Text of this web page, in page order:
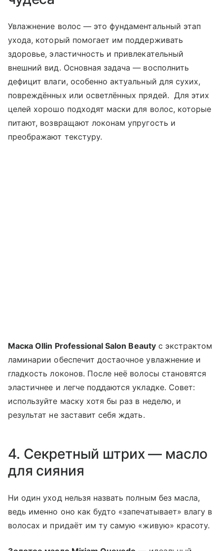
Увлажнение волос — это фундаментальный этап
ухода, который помогает им поддерживать
здоровье, эластичность и привлекательный
внешний вид. Основная задача — восполнить
дефицит влаги, особенно актуальный для сухих,
повреждённых или осветлённых прядей. Для этих
целей хорошо подходят маски для волос, которые
питают, возвращают локонам упругость и
преображают текстуру.
Маска Ollin Professional Salon Beautyс экстрактом
ламинарии обеспечит достаочное увлажнение и
гладкость локонов. После неё волосы становятся
эластичнее и легче поддаются укладке. Совет:
используйте маску хотя бы раз в неделю, и
результат не заставит себя ждать.
4. Секретный штрих — масло
для сияния
Ни один уход нельзя назвать полным без масла,
ведь именно оно как будто «запечатывает» влагу в
волосах и придаёт им ту самую «живую» красоту.